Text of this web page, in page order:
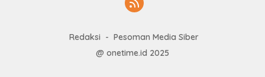
Redaksi
Pesoman Media Siber
@ onetime.id 2025